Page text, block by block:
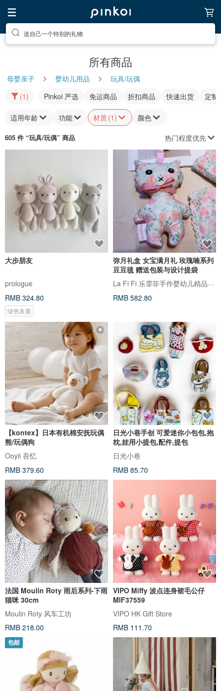
送自己一个特别的礼物
所有商品
母婴亲子 婴幼儿用品
玩具/玩偶
(1)
Pinkoi 严选 免运商品 折扣商品 快速出货 定制
适用年龄 功能 材质(1) 颜色
605 件 “玩具/玩偶” 商品 热门程度优先
大步朋友
prologue
RMB 324.80
绿色友善
弥月礼盒 女宝满月礼 玫瑰喃系列
豆豆毯 赠送包装与设计提袋
La Fi Fi 乐霏菲手作婴幼儿精品 & 亲子生活
RMB 582.80
【kontex】日本有机棉安抚玩偶
熊/玩偶狗
Ooyii 吾忆
RMB 379.60
日光小巷手创 可爱迷你小包包,抱
枕,娃用小提包,配件,提包
日光小巷
RMB 85.70
法国 Moulin Roty 雨后系列-下雨
猫咪 30cm
Moulin Roty 风车工坊
RMB 218.00
VIPO Miffy 波点连身裙毛公仔
MIF37559
VIPO HK Gift Store
RMB 111.70
包邮